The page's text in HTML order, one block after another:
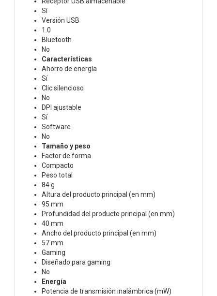
Sí
Versión USB
1.0
Bluetooth
No
Características
Ahorro de energía
Sí
Clic silencioso
No
DPI ajustable
Sí
Software
No
Tamaño y peso
Factor de forma
Compacto
Peso total
84 g
Altura del producto principal (en mm)
95 mm
Profundidad del producto principal (en mm)
40 mm
Ancho del producto principal (en mm)
57 mm
Gaming
Diseñado para gaming
No
Energía
Potencia de transmisión inalámbrica (mW)